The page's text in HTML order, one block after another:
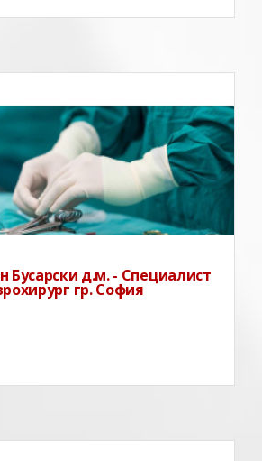
Бусарски д.м. - Специалист
гр. София